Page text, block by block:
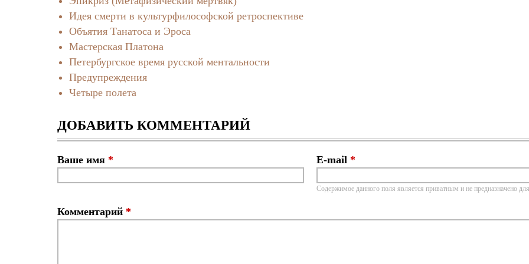
Идея смерти в культурфилософской ретроспективе
Объятия Танатоса и Эроса
Мастерская Платона
Петербургское время русской ментальности
Предупреждения
Четыре полета
ДОБАВИТЬ КОММЕНТАРИЙ
Ваше имя * E-mail *
Содержимое данного поля является приватным и не предназначено для
Комментарий *